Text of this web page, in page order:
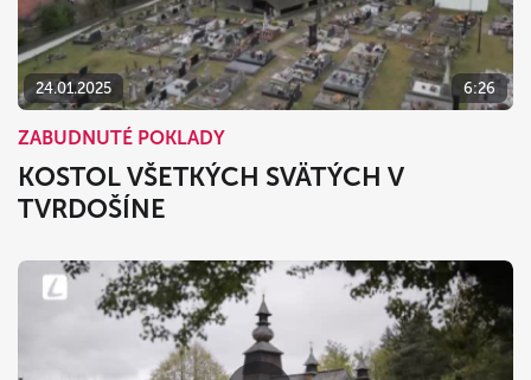
24.01.2025 6:26
ZABUDNUTÉ POKLADY
KOSTOL VŠETKÝCH SVÄTÝCH V
TVRDOŠÍNE